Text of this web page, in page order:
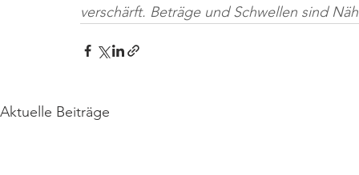
verschärft. Beträge und Schwellen sind
Aktuelle Beiträge